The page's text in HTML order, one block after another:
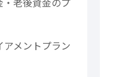
メントプラン